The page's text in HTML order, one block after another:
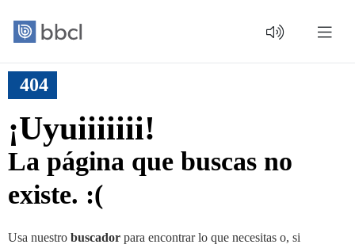
404
¡Uyuiiiiiii!
La página que buscas no
existe. :(
Usa nuestro buscador para encontrar lo que necesitas o, si